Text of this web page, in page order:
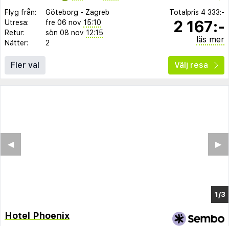
Flyg från: Göteborg - Zagreb
Utresa:
fre 06 nov 15:10
Retur:
sön 08 nov 12:15
Nätter:
2
Totalpris 4 333:-
2 167:-
läs mer
Fler val Välj resa
Hotel Phoenix